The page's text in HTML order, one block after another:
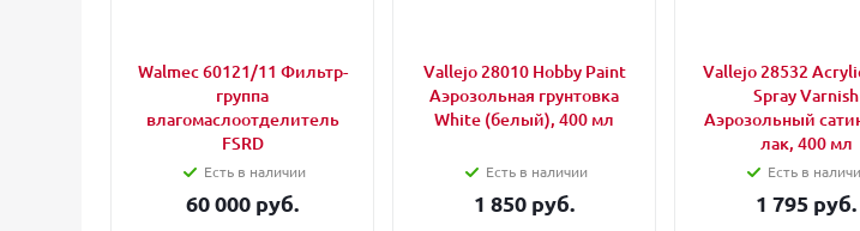
Walmec 60121/11 Фильтр-
группа
влагомаслоотделитель
FSRD
Есть в наличии
60 000 руб.
Vallejo 28010 Hobby Paint
Аэрозольная грунтовка
White (белый), 400 мл
Есть в наличии
1 850 руб.
Vallejo 28532
Spray Varnish
Аэрозольный
лак, 400 мл
Есть в
1 795 руб.